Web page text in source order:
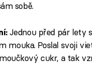
sobě.
Jednou před pár lety
mouka. Poslal svoji
cukr, a tak